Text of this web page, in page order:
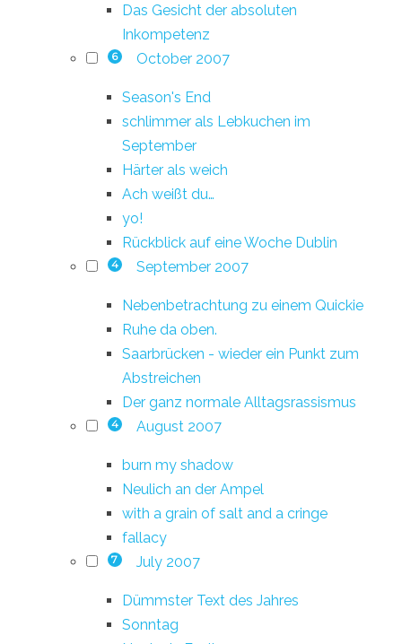
Das Gesicht der absoluten
Inkompetenz
6 October 2007
Season's End
schlimmer als Lebkuchen im
September
Härter als weich
Ach weißt du…
yo!
Rückblick auf eine Woche Dublin
4 September 2007
Nebenbetrachtung zu einem Quickie
Ruhe da oben.
Saarbrücken - wieder ein Punkt zum
Abstreichen
Der ganz normale Alltagsrassismus
4 August 2007
burn my shadow
Neulich an der Ampel
with a grain of salt and a cringe
fallacy
7 July 2007
Dümmster Text des Jahres
Sonntag